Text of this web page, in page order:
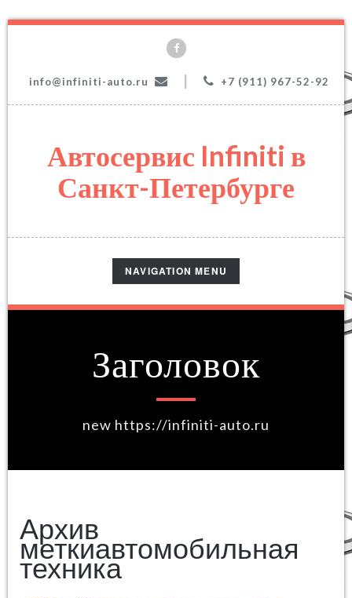
info@infiniti-auto.ru +7 (911) 967-52-92
Автосервис Infiniti в
Санкт-Петербурге
TOGGLE
NAVIGATION
NAVIGATION MENU
Заголовок
new https://infiniti-auto.ru
Архив
меткиавтомобильная
техника